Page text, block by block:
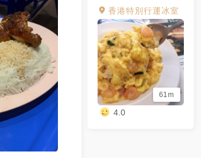
香港特別行運冰室
61m
4.0